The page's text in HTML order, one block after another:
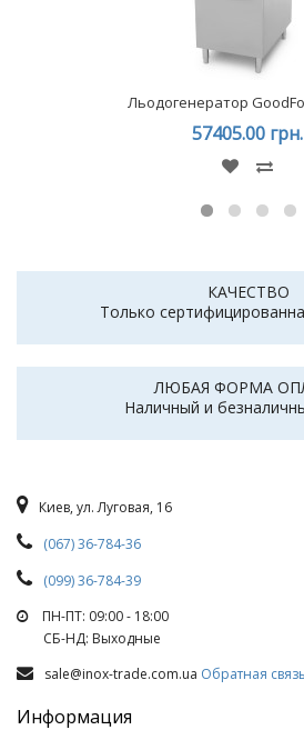
Льодогенератор
57405.00 грн.
КАЧЕСТВО
Только
ЛЮБАЯ ФОРМА
Наличный и
Киев, ул. Луговая, 16
(067) 36-784-36
(099) 36-784-39
ПН-ПТ: 09:00 - 18:00
СБ-НД: Выходные
sale@inox-trade.com.ua Обратная связь
Информация